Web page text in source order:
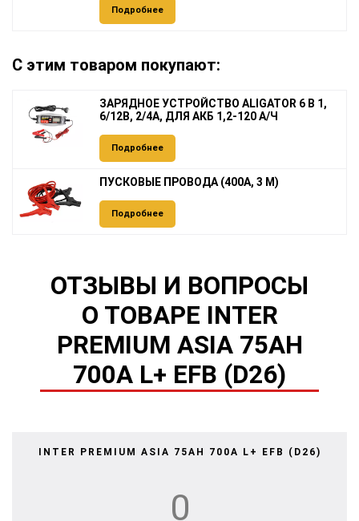
Подробнее
С этим товаром покупают:
ЗАРЯДНОЕ УСТРОЙСТВО ALIGATOR 6 В 1,
6/12В, 2/4А, ДЛЯ АКБ 1,2-120 А/Ч
Подробнее
ПУСКОВЫЕ ПРОВОДА (400А, 3 М)
Подробнее
ОТЗЫВЫ И ВОПРОСЫ
О ТОВАРЕ INTER
PREMIUM ASIA 75AH
700A L+ EFB (D26)
INTER PREMIUM ASIA 75AH 700A L+ EFB (D26)
0